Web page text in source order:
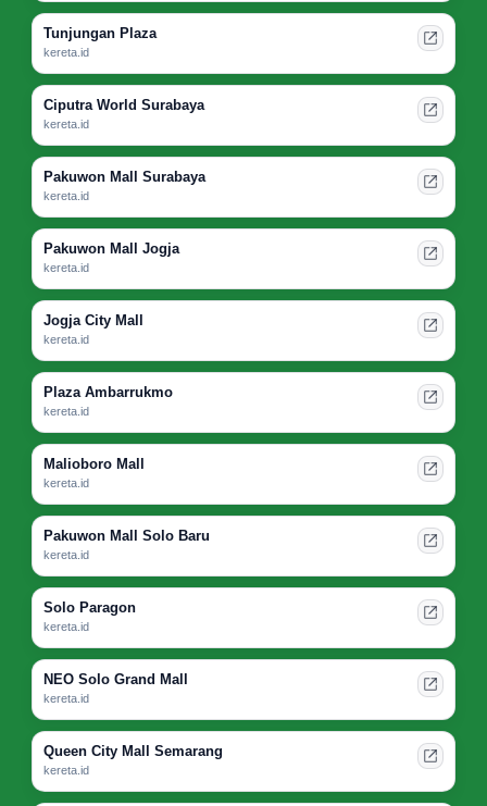
Tunjungan Plaza
kereta.id
Ciputra World Surabaya
kereta.id
Pakuwon Mall Surabaya
kereta.id
Pakuwon Mall Jogja
kereta.id
Jogja City Mall
kereta.id
Plaza Ambarrukmo
kereta.id
Malioboro Mall
kereta.id
Pakuwon Mall Solo Baru
kereta.id
Solo Paragon
kereta.id
NEO Solo Grand Mall
kereta.id
Queen City Mall Semarang
kereta.id